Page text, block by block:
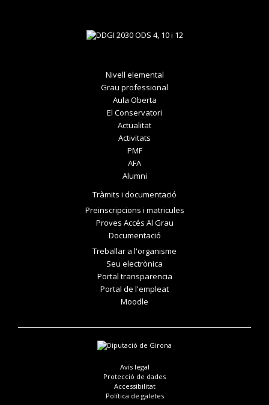
Nivell elemental
Grau professional
Aula Oberta
El Conservatori
Actualitat
Activitats
PMF
AFA
Alumni
Tràmits i documentació
Preinscripcions i matricules
Proves Accés Al Grau
Documentació
Treballar a l'organisme
Seu electrònica
Portal transparencia
Portal de l'empleat
Moodle
Avís legal
Protecció de dades
Accessibilitat
Política de galetes